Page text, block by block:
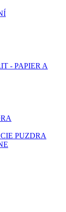
- PAPIER A
PUZDRA